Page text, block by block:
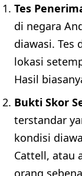
Tes
di negara
diawasi. Tes
lokasi
Hasil
Bukti Skor
terstandar
kondisi
Cattell, atau